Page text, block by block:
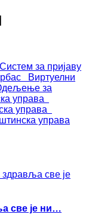
Систем за пријаву
Виртуелни
за
управа
управа
управа
све је ни…